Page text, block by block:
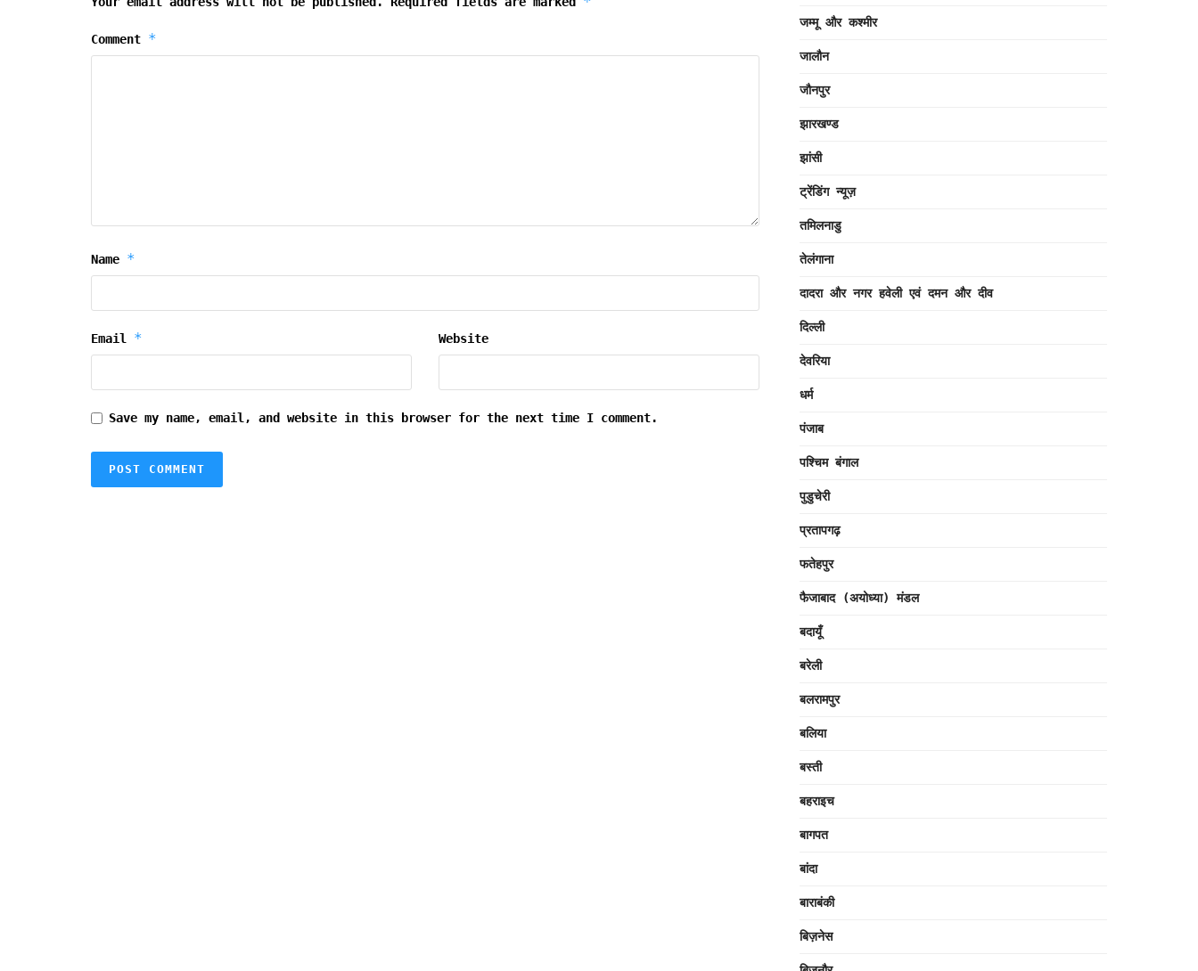
Comment *
Name *
Email * Website
Save my name, email, and website in this browser for the next time I comment.
जम्मू और कश्मीर
जालौन
जौनपुर
झारखण्ड
झांसी
ट्रेंडिंग न्यूज़
तमिलनाडु
तेलंगाना
दादरा और नगर हवेली एवं दमन और दीव
दिल्ली
देवरिया
धर्म
पंजाब
पश्चिम बंगाल
पुडुचेरी
प्रतापगढ़
फतेहपुर
फैजाबाद (अयोध्या) मंडल
बदायूँ
बरेली
बलरामपुर
बलिया
बस्ती
बहराइच
बागपत
बांदा
बाराबंकी
बिज़नेस